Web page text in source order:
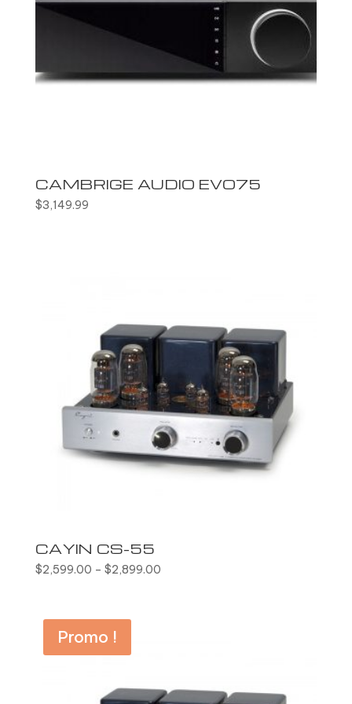
CAMBRIGE AUDIO EVO75
$3,149.99
CAYIN CS-55
$2,599.00 – $2,899.00
Promo !